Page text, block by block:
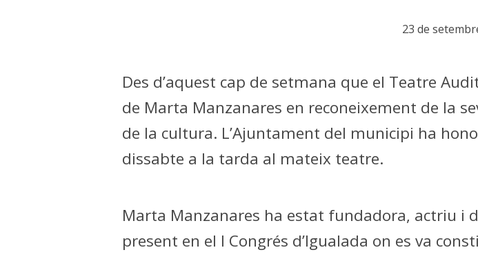
23 de
Des d’aquest cap de setmana que el Teatre
de Marta Manzanares en reconeixement de la
de la cultura. L’Ajuntament del municipi ha
dissabte a la tarda al mateix teatre.
Marta Manzanares ha estat fundadora, actriu i
present en el I Congrés d’Igualada on es va